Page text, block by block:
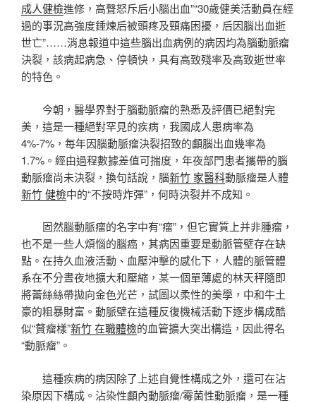
成人健檢進修，高聲怒斥后小腦出血”“30歲健美活動員在經
過的事況高強度錘煉后被頭疼及頸痛困擾，后因腦出血逝
世亡”……消息報道中這些腦出血病例的病因均為腦動脈瘤
決裂，該病起病急、停頓快，具有高致殘率及高致逝世率
的特色。
今朝，醫學界對于腦動脈瘤的熟悉及評價已絕對完
美，這是一種絕對罕見的疾病，我國成人患病率為
4%-7%，每年因腦動脈瘤決裂招致的顱腦出血幾率為
1.7%。經由過程數據差值可揣度，年夜部門患者攜帶的腦
動脈瘤尚未決裂，換句話說，腦新竹 家醫科動脈瘤是人體
新竹 健檢中的“不按時炸彈”，何時決裂并不成知。
固然腦動脈瘤的名字中有“瘤”，但它實質上并非腫瘤，
也不是一些人煩惱的腦癌，其病因重要是動脈管壁存在缺
點。在持久血液活動、血壓沖擊的感化下，人體的脈管體
系在不分晝夜地擴大和壓縮，某一個單薄處的林天秤隨即
將蕾絲絲帶拋向金色光芒，試圖以柔性的美學，中和牛土
豪的粗暴財富。動脈壁在這種反復機械活動下逐步構成酷
似“贅瘤樣”新竹 在職體檢的血管擴大突出構造，因此得名
“動脈瘤”。
這種疾病的病因除了上述自覺性構成之外，還可在沾
染原因下構成。沾染性顱內動脈瘤/霉菌性動脈瘤，是一種